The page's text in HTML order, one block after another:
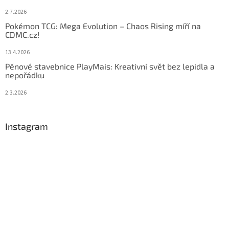
2.7.2026
Pokémon TCG: Mega Evolution – Chaos Rising míří na
CDMC.cz!
13.4.2026
Pěnové stavebnice PlayMais: Kreativní svět bez lepidla a
nepořádku
2.3.2026
Instagram